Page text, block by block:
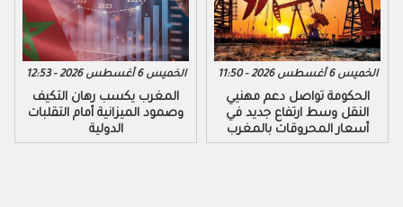
الخميس 6 أغسطس 2026 - 12:53
المغرب يكسب رهان التكيف
وصمود الميزانية أمام التقلبات
الدولية
الخميس 6 أغسطس 2026 - 11:50
الحكومة تواصل دعم مهنيي
النقل وسط ارتفاع جديد في
أسعار المحروقات بالمغرب